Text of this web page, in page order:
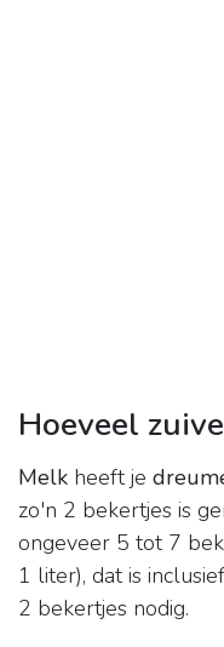
Hoeveel
Melk heeft je
zo'n 2 bekertjes is
ongeveer 5 tot 7
1 liter), dat is inclusief
2 bekertjes nodig.